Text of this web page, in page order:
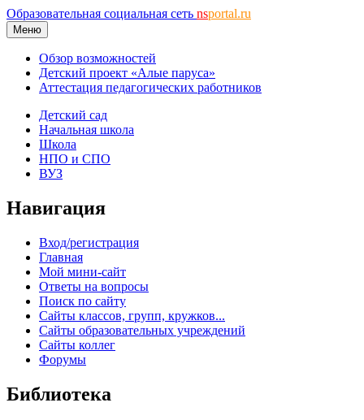
Образовательная социальная сеть nsportal.ru
Меню
Обзор возможностей
Детский проект «Алые паруса»
Аттестация педагогических работников
Детский сад
Начальная школа
Школа
НПО и СПО
ВУЗ
Навигация
Вход/регистрация
Главная
Мой мини-сайт
Ответы на вопросы
Поиск по сайту
Сайты классов, групп, кружков...
Сайты образовательных учреждений
Сайты коллег
Форумы
Библиотека